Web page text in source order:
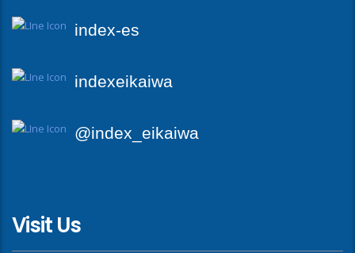
index-es
indexeikaiwa
@index_eikaiwa
Visit Us